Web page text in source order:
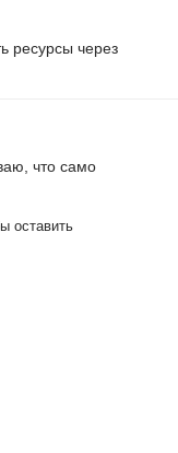
ресурсы через
что само
оставить